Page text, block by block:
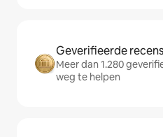
Geverifieerde
Meer dan 1.280
weg te helpen